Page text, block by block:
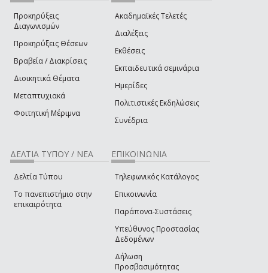
Προκηρύξεις
Διαγωνισμών
Προκηρύξεις Θέσεων
Βραβεία / Διακρίσεις
Διοικητικά Θέματα
Μεταπτυχιακά
Φοιτητική Μέριμνα
Ακαδημαϊκές Τελετές
Διαλέξεις
Εκθέσεις
Εκπαιδευτικά σεμινάρια
Ημερίδες
Πολιτιστικές Εκδηλώσεις
Συνέδρια
ΔΕΛΤΙΑ ΤΥΠΟΥ / ΝΕΑ
Δελτία Τύπου
Το πανεπιστήμιο στην
επικαιρότητα
ΕΠΙΚΟΙΝΩΝΙΑ
Τηλεφωνικός Κατάλογος
Επικοινωνία
Παράπονα-Συστάσεις
Υπεύθυνος Προστασίας
Δεδομένων
Δήλωση
Προσβασιμότητας